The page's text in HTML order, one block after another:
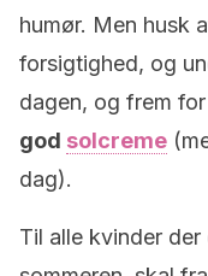
humør. Men husk
forsigtighed, og
dagen, og frem
god solcreme
dag).
Til alle kvinder der